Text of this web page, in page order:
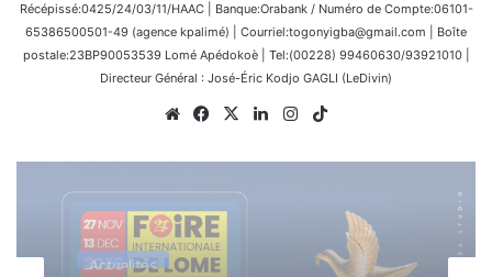
Récépissé:0425/24/03/11/HAAC | Banque:Orabank / Numéro de Compte:06101-
65386500501-49 (agence kpalimé) | Courriel:togonyigba@gmail.com | Boîte
postale:23BP90053539 Lomé Apédokoè | Tel:(00228) 99460630/93921010 |
Directeur Général : José-Éric Kodjo GAGLI (LeDivin)
WebsiteFacebook
X LinkedinInstagram
LeCoupD'œil